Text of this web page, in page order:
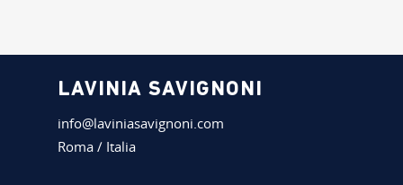
LAVINIA SAVIGNONI
info@laviniasavignoni.com
Roma / Italia